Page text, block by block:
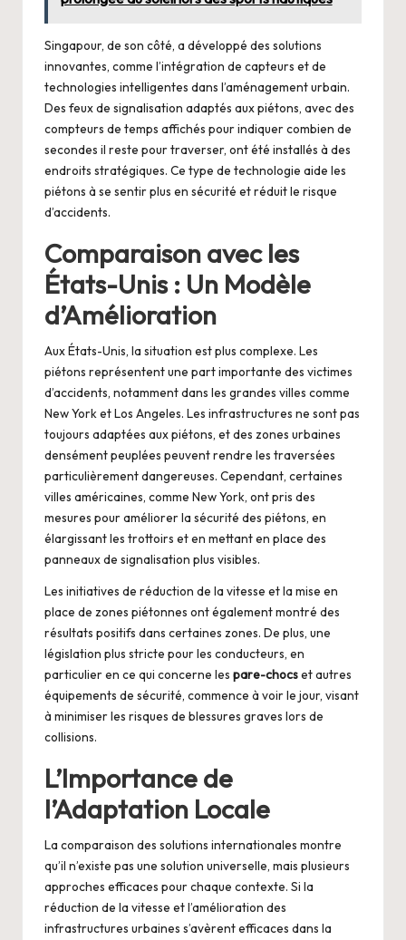
Singapour, de son côté, a développé des solutions
innovantes, comme l’intégration de capteurs et de
technologies intelligentes dans l’aménagement urbain.
Des feux de signalisation adaptés aux piétons, avec des
compteurs de temps affichés pour indiquer combien de
secondes il reste pour traverser, ont été installés à des
endroits stratégiques. Ce type de technologie aide les
piétons à se sentir plus en sécurité et réduit le risque
d’accidents.
Comparaison avec les
États-Unis : Un Modèle
d’Amélioration
Aux États-Unis, la situation est plus complexe. Les
piétons représentent une part importante des victimes
d’accidents, notamment dans les grandes villes comme
New York et Los Angeles. Les infrastructures ne sont pas
toujours adaptées aux piétons, et des zones urbaines
densément peuplées peuvent rendre les traversées
particulièrement dangereuses. Cependant, certaines
villes américaines, comme New York, ont pris des
mesures pour améliorer la sécurité des piétons, en
élargissant les trottoirs et en mettant en place des
panneaux de signalisation plus visibles.
Les initiatives de réduction de la vitesse et la mise en
place de zones piétonnes ont également montré des
résultats positifs dans certaines zones. De plus, une
législation plus stricte pour les conducteurs, en
particulier en ce qui concerne les pare-chocset autres
équipements de sécurité, commence à voir le jour, visant
à minimiser les risques de blessures graves lors de
collisions.
L’Importance de
l’Adaptation Locale
La comparaison des solutions internationales montre
qu’il n’existe pas une solution universelle, mais plusieurs
approches efficaces pour chaque contexte. Si la
réduction de la vitesse et l’amélioration des
infrastructures urbaines s’avèrent efficaces dans la